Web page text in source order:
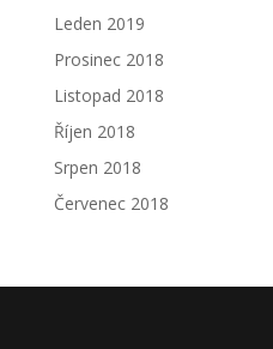
Leden 2019
Prosinec 2018
Listopad 2018
Říjen 2018
Srpen 2018
Červenec 2018